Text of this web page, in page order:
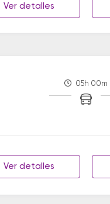
Ver detalles
05h 00m
Ver detalles